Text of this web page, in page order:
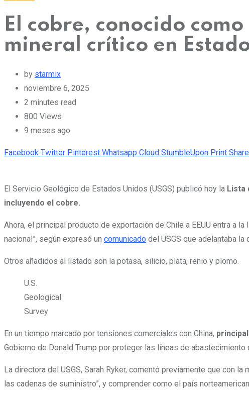
El cobre, conocido
mineral crítico en
by starmix
noviembre 6, 2025
2 minutes read
800 Views
9 meses ago
Facebook Twitter Pinterest Whatsapp Cloud StumbleUpon Print
El Servicio Geológico de Estados Unidos (USGS) publicó hoy la Lista
incluyendo el cobre.
Ahora, el principal producto de exportación de Chile a EEUU entra a
nacional”, según expresó un comunicado del USGS que adelantaba la
Otros añadidos al listado son la potasa, silicio, plata, renio y plomo.
U.S.
Geological
Survey
En un tiempo marcado por tensiones comerciales con China,
Gobierno de Donald Trump por proteger las líneas de
La directora del USGS, Sarah Ryker, comentó previamente que con
las cadenas de suministro”, y comprender como el país